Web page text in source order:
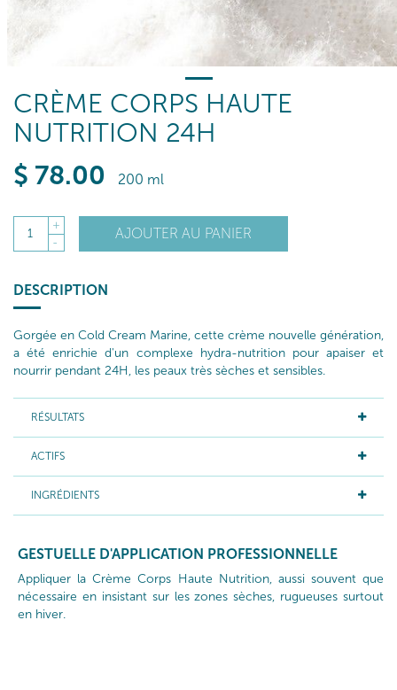
CRÈME CORPS HAUTE
NUTRITION 24H
$ 78.00 200 ml
1
+
-
AJOUTER AU PANIER
DESCRIPTION
Gorgée en Cold Cream Marine, cette crème nouvelle génération,
a été enrichie d'un complexe hydra-nutrition pour apaiser et
nourrir pendant 24H, les peaux très sèches et sensibles.
RÉSULTATS
ACTIFS
INGRÉDIENTS
GESTUELLE D'APPLICATION PROFESSIONNELLE
Appliquer la Crème Corps Haute Nutrition, aussi souvent que
nécessaire en insistant sur les zones sèches, rugueuses surtout
en hiver.